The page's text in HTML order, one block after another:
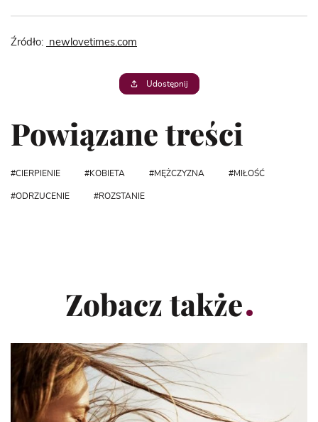
Źródło: newlovetimes.com
Udostępnij
Powiązane treści
CIERPIENIE KOBIETA MĘŻCZYZNA MIŁOŚĆ
ODRZUCENIE ROZSTANIE
Zobacz także